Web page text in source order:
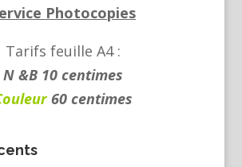
Photocopies
Tarifs feuille A4 :
N &B 10 centimes
60 centimes